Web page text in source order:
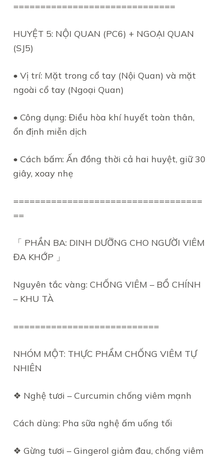
==============================
HUYỆT 5: NỘI QUAN (PC6) + NGOẠI QUAN
(SJ5)
• Vị trí: Mặt trong cổ tay (Nội Quan) và mặt
ngoài cổ tay (Ngoại Quan)
• Công dụng: Điều hòa khí huyết toàn thân,
ổn định miễn dịch
• Cách bấm: Ấn đồng thời cả hai huyệt, giữ 30
giây, xoay nhẹ
===================================
==
「 PHẦN BA: DINH DƯỠNG CHO NGƯỜI VIÊM
ĐA KHỚP 」
Nguyên tắc vàng: CHỐNG VIÊM – BỔ CHÍNH
– KHU TÀ
===========================
NHÓM MỘT: THỰC PHẨM CHỐNG VIÊM TỰ
NHIÊN
❖ Nghệ tươi – Curcumin chống viêm mạnh
Cách dùng: Pha sữa nghệ ấm uống tối
❖ Gừng tươi – Gingerol giảm đau, chống viêm